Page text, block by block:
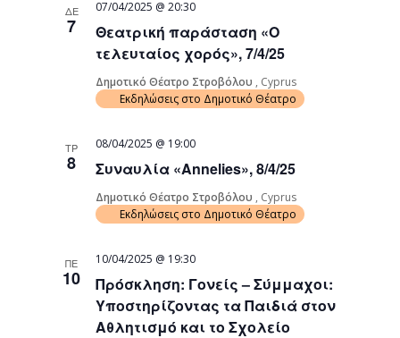
ΔΕ
7
Θεατρική παράσταση «Ο
τελευταίος χορός», 7/4/25
07/04/2025 @ 20:30
Δημοτικό Θέατρο Στροβόλου , Cyprus
Εκδηλώσεις στο Δημοτικό Θέατρο
ΤΡ
8 Συναυλία «Annelies», 8/4/25
08/04/2025 @ 19:00
Δημοτικό Θέατρο Στροβόλου , Cyprus
Εκδηλώσεις στο Δημοτικό Θέατρο
ΠΕ
10
Πρόσκληση: Γονείς – Σύμμαχοι:
Υποστηρίζοντας τα Παιδιά στον
Αθλητισμό και το Σχολείο
10/04/2025 @ 19:30